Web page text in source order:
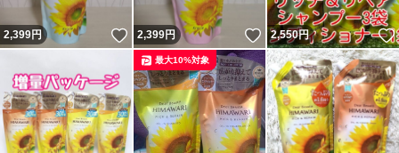
2,399円 いいね！
2,399円 いいね！
2,550円
最大10%対象